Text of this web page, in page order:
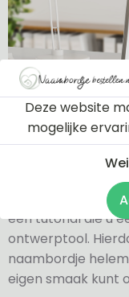
Via onderstaande
een tutorial die u
ontwerptool.
naambordje
eigen smaak kunt
Deze website
mogelijke